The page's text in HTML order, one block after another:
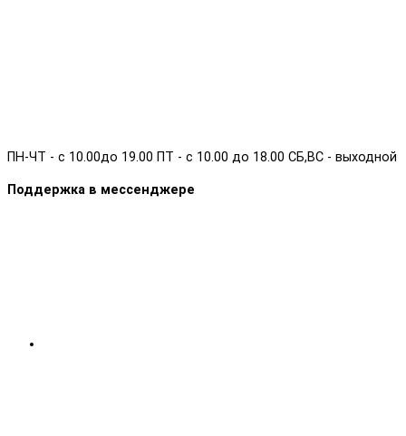
ПН-ЧТ - с 10.00до 19.00 ПТ - с 10.00 до 18.00 СБ,ВС - выходной
Поддержка в мессенджере